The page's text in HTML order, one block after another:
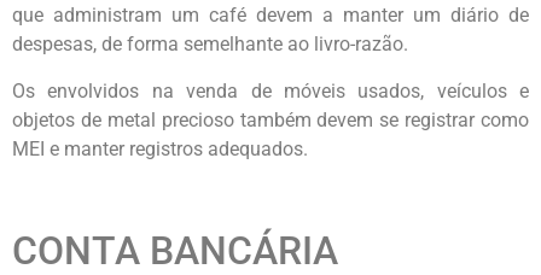
que administram um café devem a manter um diário de
despesas, de forma semelhante ao livro-razão.
Os envolvidos na venda de móveis usados, veículos e
objetos de metal precioso também devem se registrar como
MEI e manter registros adequados.
CONTA BANCÁRIA